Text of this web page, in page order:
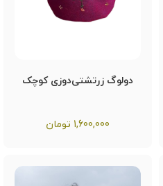
دولوگ زرتشتی‌دوزی کوچک
1,600,000 تومان